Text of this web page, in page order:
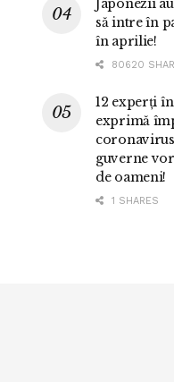
Japonezii
să intre în
în aprilie!
80620
12 experți
exprimă
guverne
de oameni!
1 SHARES